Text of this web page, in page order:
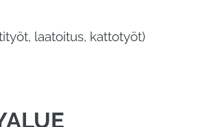
laatoitus, kattotyöt)